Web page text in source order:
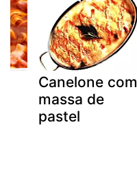
Canelone com
massa de
pastel